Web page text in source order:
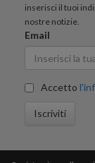
inserisci il tuoi
nostre notizie.
Email
Accetto
Iscriviti